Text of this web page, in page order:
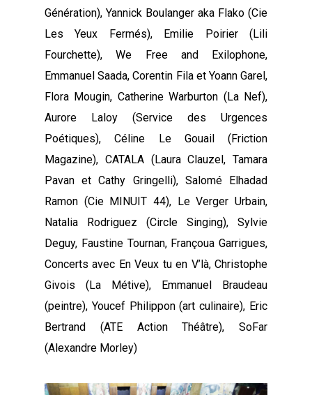
Génération), Yannick Boulanger aka Flako (Cie
Les Yeux Fermés), Emilie Poirier (Lili
Fourchette), We Free and Exilophone,
Emmanuel Saada, Corentin Fila et Yoann Garel,
Flora Mougin, Catherine Warburton (La Nef),
Aurore Laloy (Service des Urgences
Poétiques), Céline Le Gouail (Friction
Magazine), CATALA (Laura Clauzel, Tamara
Pavan et Cathy Gringelli), Salomé Elhadad
Ramon (Cie MINUIT 44), Le Verger Urbain,
Natalia Rodriguez (Circle Singing), Sylvie
Deguy, Faustine Tournan, Françoua Garrigues,
Concerts avec En Veux tu en V’là, Christophe
Givois (La Métive), Emmanuel Braudeau
(peintre), Youcef Philippon (art culinaire), Eric
Bertrand (ATE Action Théâtre), SoFar
(Alexandre Morley)